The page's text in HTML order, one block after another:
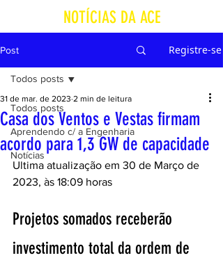
NOTÍCIAS DA ACE
Post Registre-se
Todos posts
Aprendendo c/ a Engenharia
Notícias
Todos posts
Casa dos Ventos e Vestas firmam
acordo para 1,3 GW de capacidade
31 de mar. de 2023 2 min de leitura
Ultima atualização em 30 de Março de
2023, às 18:09 horas
Projetos somados receberão
investimento total da ordem de